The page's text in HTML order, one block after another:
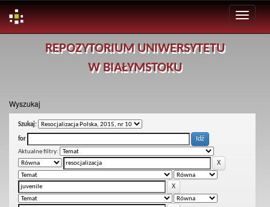
REPOZYTORIUM UNIWERSYTETU
W BIAŁYMSTOKU
Wyszukaj
Szukaj:
for
Aktualne filtry: